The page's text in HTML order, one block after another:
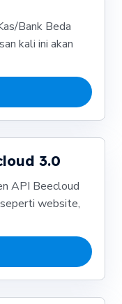
Bank Beda
kali ini akan
3.0
API Beecloud
website,